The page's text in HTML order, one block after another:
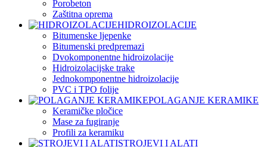
Porobeton
Zaštitna oprema
HIDROIZOLACIJE
Bitumenske ljepenke
Bitumenski predpremazi
Dvokomponentne hidroizolacije
Hidroizolacijske trake
Jednokomponentne hidroizolacije
PVC i TPO folije
POLAGANJE KERAMIKE
Keramičke pločice
Mase za fugiranje
Profili za keramiku
STROJEVI I ALATI